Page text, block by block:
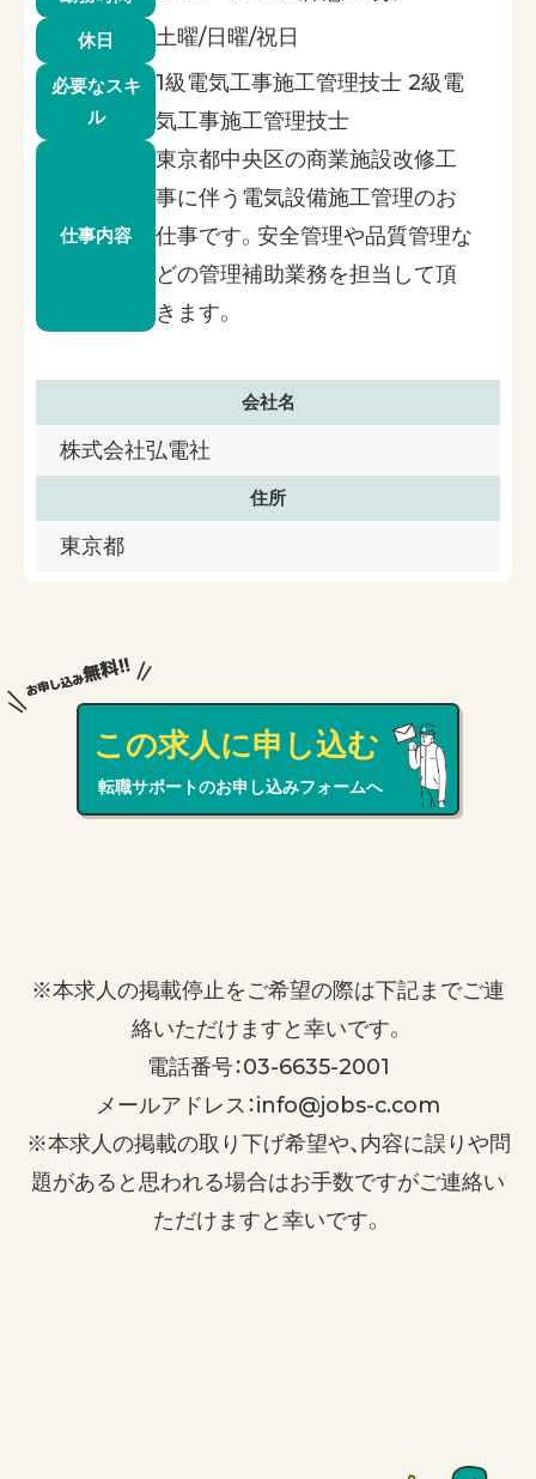
休日 土曜/日曜/祝日
必要なスキ
ル
1級電気工事施工管理技士 2級電
気工事施工管理技士
仕事内容
東京都中央区の商業施設改修工
事に伴う電気設備施工管理のお
仕事です。安全管理や品質管理な
どの管理補助業務を担当して頂
きます。
会社名
株式会社弘電社
住所
東京都
この求人に申し込む
転職サポートのお申し込みフォームへ
※本求人の掲載停止をご希望の際は下記までご連
絡いただけますと幸いです。
電話番号：03-6635-2001
メールアドレス：info@jobs-c.com
※本求人の掲載の取り下げ希望や、内容に誤りや問
題があると思われる場合はお手数ですがご連絡い
ただけますと幸いです。